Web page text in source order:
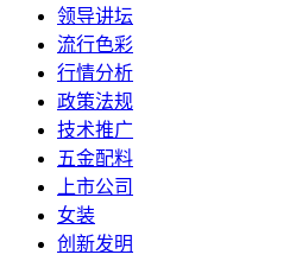
领导讲坛
流行色彩
行情分析
政策法规
技术推广
五金配料
上市公司
女装
创新发明